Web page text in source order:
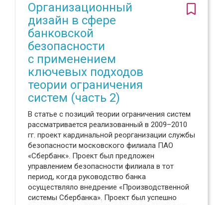
Организационный
дизайн в сфере
банковской
безопасности
с применением
ключевых подходов
теории ограничения
систем (часть 2)
В статье с позиций теории ограничения систем
рассматривается реализованный в 2009–2010
гг. проект кардинальной реорганизации службы
безопасности московского филиала ПАО
«Сбербанк». Проект был предложен
управлением безопасности филиала в тот
период, когда руководство банка
осуществляло внедрение «Производственной
системы Сбербанка». Проект был успешно